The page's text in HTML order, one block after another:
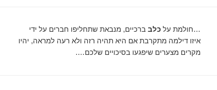
…חולמת עלכלב ברכיים, מנבאת שתחליפו חברים על ידי
איזו דילמה מתקרבת אם היא תהיה רזה ולא רעה למראה, יהיו
מקרים מצערים שיפגעו בסיכויים שלכם….